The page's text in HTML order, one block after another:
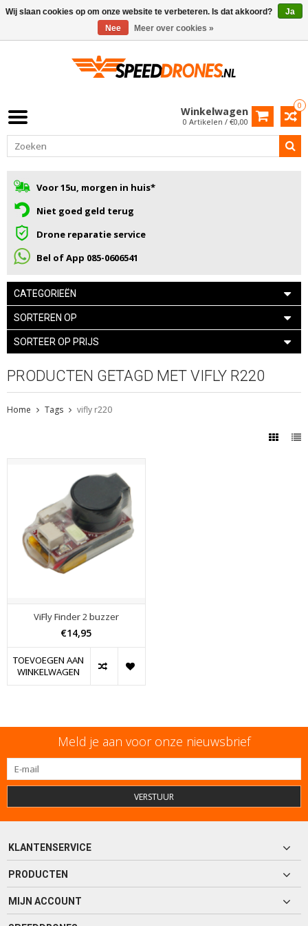
0
Winkelwagen
0 Artikelen / €0,00
Voor 15u, morgen in huis*
Niet goed geld terug
Drone reparatie service
Bel of App 085-0606541
CATEGORIEËN
SORTEREN OP
SORTEER OP PRIJS
PRODUCTEN GETAGD MET VIFLY R220
Home Tags vifly r220
ViFly Finder 2 buzzer
€14,95
TOEVOEGEN AAN
WINKELWAGEN
Meld je aan voor onze nieuwsbrief
VERSTUUR
KLANTENSERVICE
PRODUCTEN
MIJN ACCOUNT
Wij slaan cookies op om onze website te verbeteren. Is dat akkoord?
Ja
Nee
Meer over cookies »